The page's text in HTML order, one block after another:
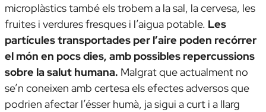
microplàstics també els trobem a la sal, la cervesa, les
fruites i verdures fresques i l’aigua potable. Les
partícules transportades per l’aire poden recórrer
el món en pocs dies, amb possibles repercussions
sobre la salut humana. Malgrat que actualment no
se’n coneixen amb certesa els efectes adversos que
podrien afectar l’ésser humà, ja sigui a curt i a llarg